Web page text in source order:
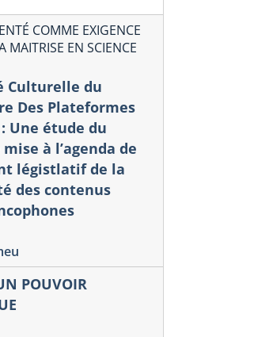
COMME EXIGENCE
MAITRISE EN SCIENCE
Culturelle du
Des Plateformes
Une étude du
à l’agenda de
légistlatif de la
des contenus
POUVOIR